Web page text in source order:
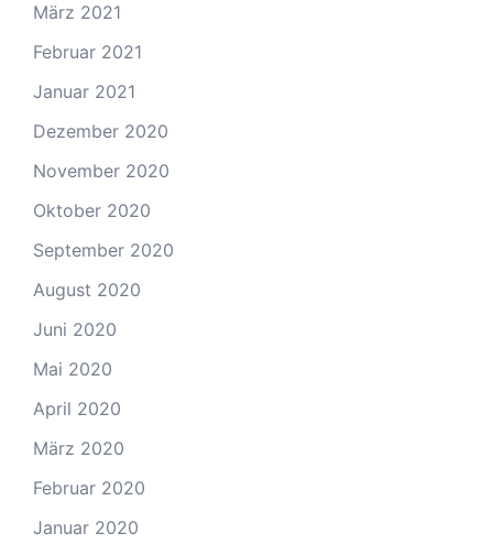
März 2021
Februar 2021
Januar 2021
Dezember 2020
November 2020
Oktober 2020
September 2020
August 2020
Juni 2020
Mai 2020
April 2020
März 2020
Februar 2020
Januar 2020